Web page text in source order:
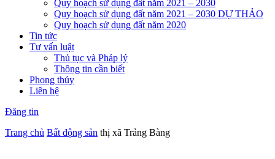
Quy hoạch sử dụng đất năm 2021 – 2030
Quy hoạch sử dụng đất năm 2021 – 2030 DỰ THẢO
Quy hoạch sử dụng đất năm 2020
Tin tức
Tư vấn luật
Thủ tục và Pháp lý
Thông tin cần biết
Phong thủy
Liên hệ
Đăng tin
Trang chủ Bất động sản thị xã Trảng Bàng